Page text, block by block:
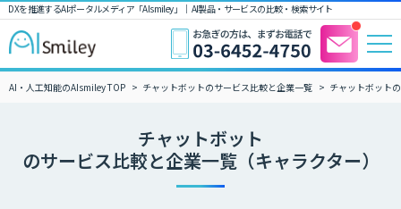
DXを推進するAIポータルメディア「AIsmiley」｜ AI製品・サービスの比較・検索サイト
AI・人工知能のAIsmiley TOP チャットボットのサービス比較と企業一覧 チャットボット
チャットボット
のサービス比較と企業一覧（キャラクター）